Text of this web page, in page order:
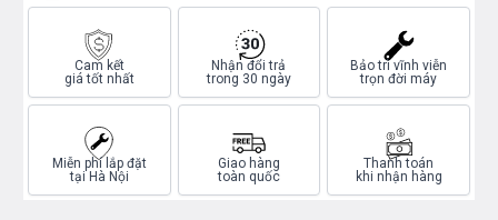
Cam kết
giá tốt nhất
Nhận đổi trả
trong 30 ngày
Bảo trì vĩnh viễn
trọn đời máy
Miễn phí lắp đặt
tại Hà Nội
Giao hàng
toàn quốc
Thanh toán
khi nhận hàng